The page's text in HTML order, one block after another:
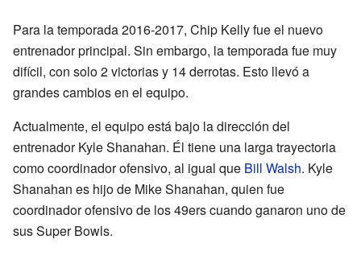
Para la temporada 2016-2017, Chip Kelly fue el nuevo
entrenador principal. Sin embargo, la temporada fue muy
difícil, con solo 2 victorias y 14 derrotas. Esto llevó a
grandes cambios en el equipo.
Actualmente, el equipo está bajo la dirección del
entrenador Kyle Shanahan. Él tiene una larga trayectoria
como coordinador ofensivo, al igual que Bill Walsh. Kyle
Shanahan es hijo de Mike Shanahan, quien fue
coordinador ofensivo de los 49ers cuando ganaron uno de
sus Super Bowls.